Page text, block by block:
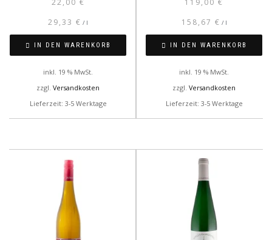
22,00 €
29,33 € / l
IN DEN WARENKORB
inkl. 19 % MwSt.
zzgl. Versandkosten
Lieferzeit: 3-5 Werktage
119,00 €
158,67 € / l
IN DEN WARENKORB
inkl. 19 % MwSt.
zzgl. Versandkosten
Lieferzeit: 3-5 Werktage